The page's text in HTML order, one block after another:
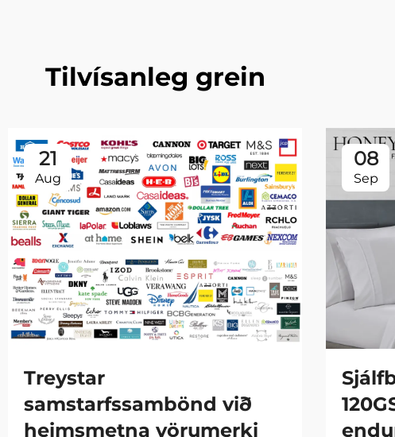
Tilvísanleg grein
21
Aug
Treystar
samstarfssambönd við
heimsmetna vörumerki
08
Sep